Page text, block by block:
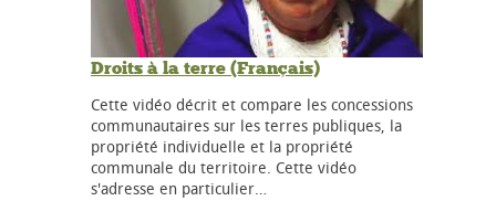
Droits à la terre (Français)
Cette vidéo décrit et compare les concessions
communautaires sur les terres publiques, la
propriété individuelle et la propriété
communale du territoire. Cette vidéo
s'adresse en particulier…